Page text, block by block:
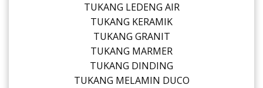
TUKANG LEDENG AIR
TUKANG KERAMIK
TUKANG GRANIT
TUKANG MARMER
TUKANG DINDING
TUKANG MELAMIN DUCO